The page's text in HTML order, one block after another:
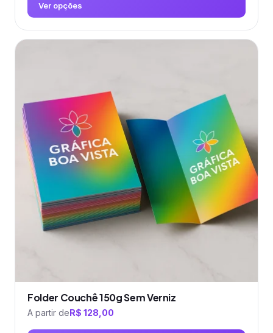
Ver opções
Este
produto
variantes.
As
opções
podem
ser
escolhidas
página
produto
Folder Couchê 150g Sem Verniz
A partir deR$ 128,00